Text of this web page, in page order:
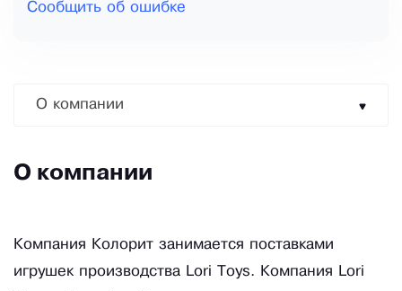
Сообщить об ошибке
О компании
О компании
Компания Колорит занимается поставками
игрушек производства Lori Toys. Компания Lori